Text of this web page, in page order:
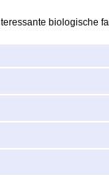
biologische